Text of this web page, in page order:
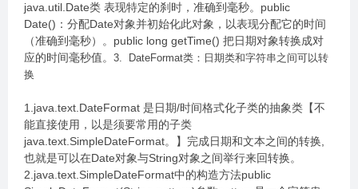
java.util.Date类 表现特定的刹时，准确到毫秒。public
Date()：分配Date对象并初始化此对象，以表现分配它的时间
（准确到毫秒）。public long getTime() 把日期对象转换成对
应的时间毫秒值。 3. DateFormat类：日期类和字符串之间可以转
换
1.java.text.DateFormat 是日期/时间格式化子类的抽象类【不
能直接使用，以是须要常用的子类
java.text.SimpleDateFormat。】完成日期和文本之间的转换,
也就是可以在Date对象与String对象之间举行来回转换。
2.java.text.SimpleDateFormat中的构造方法public